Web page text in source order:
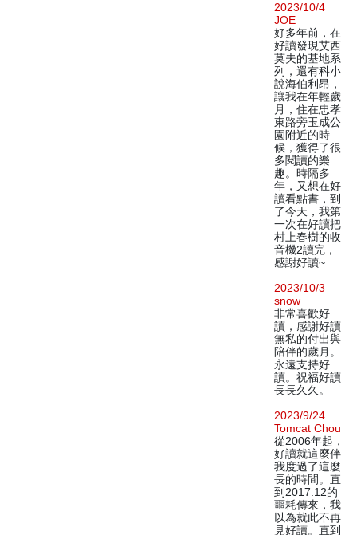
2023/10/4
JOE
好多年前，在
好讀發現艾西
莫夫的基地系
列，還有科小
說海伯利昂，
讓我在年輕歲
月，住在忠孝
東路旁玉成公
園附近的時
候，獲得了很
多閱讀的樂
趣。時隔多
年，又想在好
讀看點書，到
了今天，我第
一次在好讀把
村上春樹的收
音機2讀完，
感謝好讀~
2023/10/3
snow
非常喜歡好
讀，感謝好讀
無私的付出與
陪伴的歲月。
永遠支持好
讀。祝福好讀
長長久久。
2023/9/24
Tomcat Chou
從2006年起，
好讀就這麼伴
我度過了這麼
長的時間。直
到2017.12的
噩耗傳來，我
以為就此不再
見好讀。直到